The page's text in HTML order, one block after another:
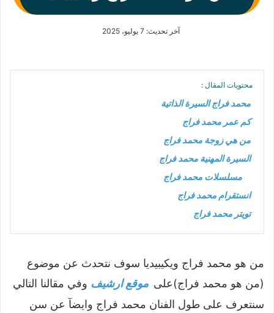
آخر تحديث: 7 يوليو، 2025
محتويات المقال :
محمد فراج السيرة الذاتية
كم عمر محمد فراج
من هي زوجة محمد فراج
السيرة المهنية محمد فراج
مسلسلات محمد فراج
انستقرام محمد فراج
تويتر محمد فراج
من هو محمد فراج ويكيبيديا سوف نتحدث عن موضوع
(من هو محمد فراج)على موقع ارشيف وفي مقالنا التالي
سنتعرف على طول الفنان محمد فراج وايضآ عن سن